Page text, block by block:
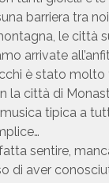
barriera tra
le
arrivate
è stato
città di
tipica a
sentire,
di aver